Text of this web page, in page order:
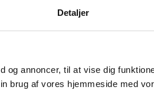
Detaljer
og annoncer, til at vise dig
brug af vores hjemmeside med
Tweed,
du vil have syn for sagen og
dine fremtidige strikkeeventyr.